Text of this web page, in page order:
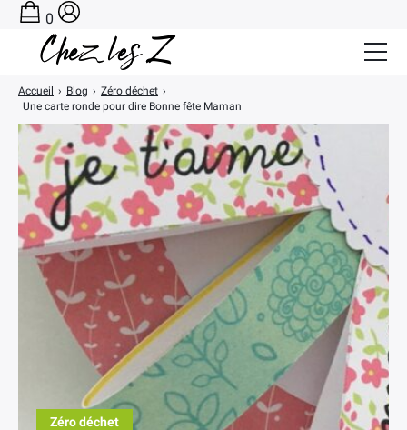
Zéro déchet
Accueil › Blog › Zéro déchet ›
Une carte ronde pour dire Bonne fête Maman
0
Salle de Bain Zéro Déchet
Cuisine Zéro Déchet
BLOG
A PROPOS
CONTACT
PANIER